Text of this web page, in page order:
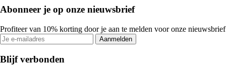
Abonneer je op onze nieuwsbrief
Profiteer van 10% korting door je aan te melden voor onze nieuwsbrief
Aanmelden
Blijf verbonden